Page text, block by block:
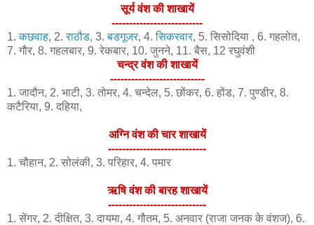
सूर्य वंश की शाखायें
--------------------------
1.कछवाह, 2.राठौड, 3.बडगूजर, 4.सिकरवार, 5. सिसोदिया , 6. गहलोत,
7. गौर, 8. गहलबार, 9. रेकबार, 10. जुनने, 11. बैस, 12 रघुवंशी
चन्द्र वंश की शाखायें
---------------------------
1. जादौन, 2. भाटी, 3. तोमर, 4. चन्देल, 5. छोंकर, 6. होंड, 7. पुण्डीर, 8.
कटैरिया, 9. दहिया,
अग्नि वंश की चार शाखायें
----------------------------
1. चौहान, 2. सोलंकी, 3. परिहार, 4. पमार
ऋषि वंश की बारह शाखायें
----------------------------
1. सेंगर, 2. दीक्षित, 3. दायमा, 4. गौतम, 5. अनवार (राजा जनक के वंशज), 6.